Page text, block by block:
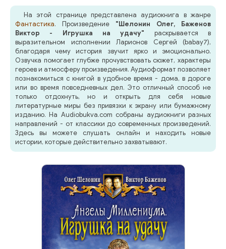
На этой странице представлена аудиокнига в жанре
Фантастика. Произведение "Шелонин Олег, Баженов
Виктор - Игрушка на удачу" раскрывается в
выразительном исполнении Ларионов Сергей (babay7),
благодаря чему история звучит ярко и эмоционально.
Озвучка помогает глубже прочувствовать сюжет, характеры
героев и атмосферу произведения. Аудиоформат позволяет
познакомиться с книгой в удобное время - дома, в дороге
или во время повседневных дел. Это отличный способ не
только отдохнуть, но и открыть для себя новые
литературные миры без привязки к экрану или бумажному
изданию. На Audiobukva.com собраны аудиокниги разных
направлений - от классики до современных произведений.
Здесь вы можете слушать онлайн и находить новые
истории, которые действительно захватывают.